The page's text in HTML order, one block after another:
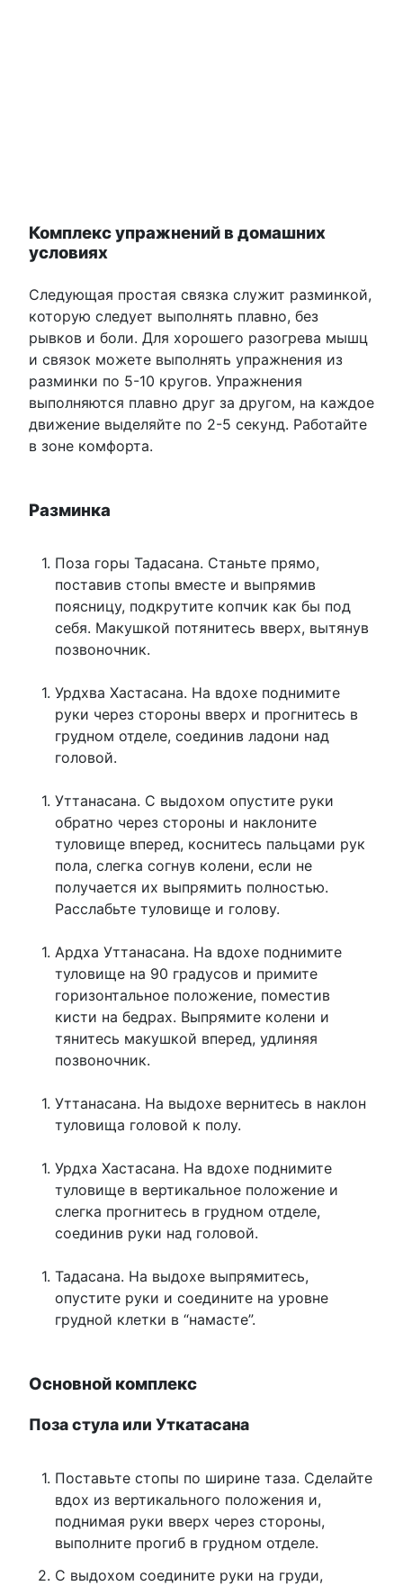
Комплекс упражнений в домашних
условиях
Следующая простая связка служит разминкой,
которую следует выполнять плавно, без
рывков и боли. Для хорошего разогрева мышц
и связок можете выполнять упражнения из
разминки по 5-10 кругов. Упражнения
выполняются плавно друг за другом, на каждое
движение выделяйте по 2-5 секунд. Работайте
в зоне комфорта.
Разминка
Поза горы Тадасана. Станьте прямо,
поставив стопы вместе и выпрямив
поясницу, подкрутите копчик как бы под
себя. Макушкой потянитесь вверх, вытянув
позвоночник.
Урдхва Хастасана. На вдохе поднимите
руки через стороны вверх и прогнитесь в
грудном отделе, соединив ладони над
головой.
Уттанасана. С выдохом опустите руки
обратно через стороны и наклоните
туловище вперед, коснитесь пальцами рук
пола, слегка согнув колени, если не
получается их выпрямить полностью.
Расслабьте туловище и голову.
Ардха Уттанасана. На вдохе поднимите
туловище на 90 градусов и примите
горизонтальное положение, поместив
кисти на бедрах. Выпрямите колени и
тянитесь макушкой вперед, удлиняя
позвоночник.
Уттанасана. На выдохе вернитесь в наклон
туловища головой к полу.
Урдха Хастасана. На вдохе поднимите
туловище в вертикальное положение и
слегка прогнитесь в грудном отделе,
соединив руки над головой.
Тадасана. На выдохе выпрямитесь,
опустите руки и соедините на уровне
грудной клетки в “намасте”.
Основной комплекс
Поза стула или Уткатасана
Поставьте стопы по ширине таза. Сделайте
вдох из вертикального положения и,
поднимая руки вверх через стороны,
выполните прогиб в грудном отделе.
С выдохом соедините руки на груди,